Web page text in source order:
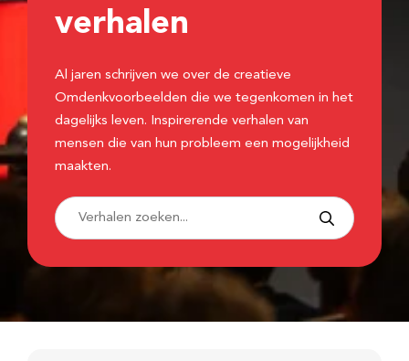
verhalen
Al jaren schrijven we over de creatieve
Omdenkvoorbeelden die we tegenkomen in het
dagelijks leven. Inspirerende verhalen van
mensen die van hun probleem een mogelijkheid
maakten.